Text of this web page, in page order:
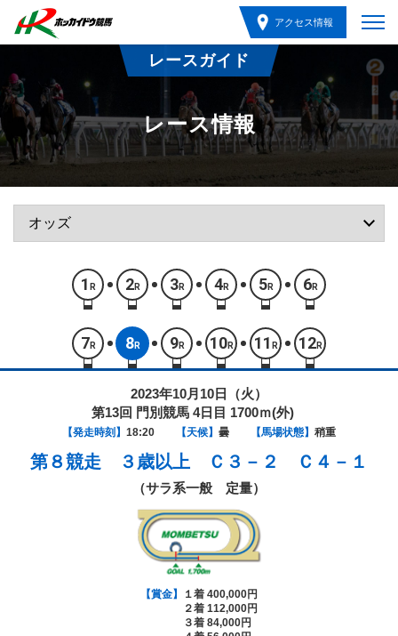
アクセス情報
レースガイド
レース情報
1 R 2R 3R 4R 5R 6R
7 R 8R 9R 10R 11 R 12R
2023年10月10日（火）
第13回 門別競馬 4日目 1700ｍ(外)
【発走時刻】 18:20 【天候】 曇 【馬場状態】 稍重
第８競走 ３歳以上 Ｃ３－２ Ｃ４－１
（サラ系一般 定量）
【賞金】
１着 400,000円
２着 112,000円
３着 84,000円